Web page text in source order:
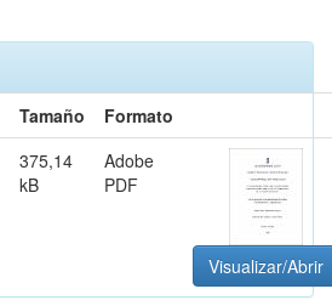
Tamaño
Formato
375,14
kB
Adobe
PDF
Visualizar/Abrir